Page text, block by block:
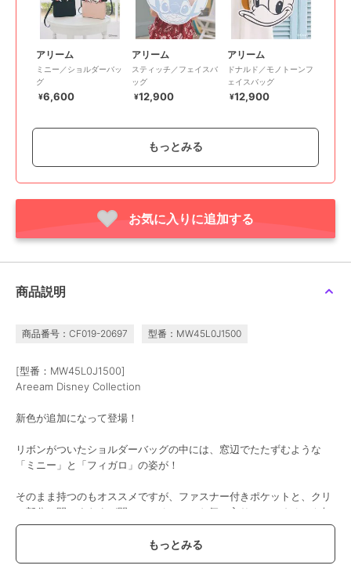
アリーム
ミニー／ショルダーバッ
グ
¥6,600
アリーム
スティッチ／フェイスバ
ッグ
¥12,900
アリーム
ドナルド／モノトーンフ
ェイスバッグ
¥12,900
アリーム
ジバッグ
アリーム
ェイスバッグ
もっとみる
お気に入りに追加する
商品説明
商品番号：CF019-20697 型番：MW45L0J1500
[型番：MW45L0J1500]
Areeam Disney Collection
新色が追加になって登場！
リボンがついたショルダーバッグの中には、窓辺でたたずむような
「ミニー」と「フィガロ」の姿が！
そのまま持つのもオススメですが、ファスナー付きポケットと、クリ
ア部分の間にすきまが開いているので、お気に入りのぬいぐるみや缶
バッジなどのグッズを配置して自分だけのカスタムを楽しむことがで